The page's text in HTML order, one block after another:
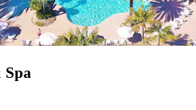
Spa